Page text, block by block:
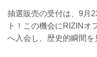
抽選販売の受付は、9月
ト！この機会にRIZINオ
へ入会し、歴史的瞬間を